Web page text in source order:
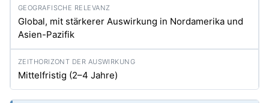
Global, mit stärkerer Auswirkung in Nordamerika und
Asien-Pazifik
Mittelfristig (2–4 Jahre)